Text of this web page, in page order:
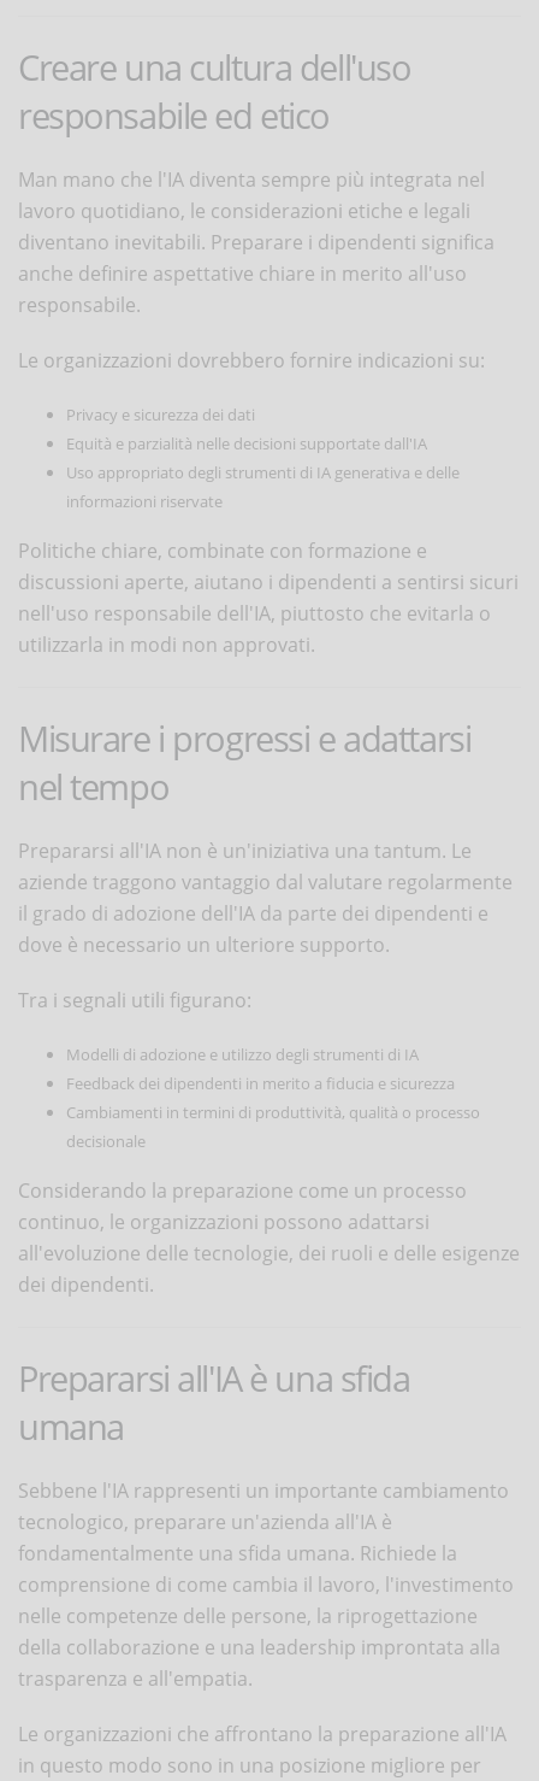
Creare una cultura dell'uso
responsabile ed etico
Man mano che l'IA diventa sempre più integrata nel
lavoro quotidiano, le considerazioni etiche e legali
diventano inevitabili. Preparare i dipendenti significa
anche definire aspettative chiare in merito all'uso
responsabile.
Le organizzazioni dovrebbero fornire indicazioni su:
Privacy e sicurezza dei dati
Equità e parzialità nelle decisioni supportate dall'IA
Uso appropriato degli strumenti di IA generativa e delle
informazioni riservate
Politiche chiare, combinate con formazione e
discussioni aperte, aiutano i dipendenti a sentirsi sicuri
nell'uso responsabile dell'IA, piuttosto che evitarla o
utilizzarla in modi non approvati.
Misurare i progressi e adattarsi
nel tempo
Prepararsi all'IA non è un'iniziativa una tantum. Le
aziende traggono vantaggio dal valutare regolarmente
il grado di adozione dell'IA da parte dei dipendenti e
dove è necessario un ulteriore supporto.
Tra i segnali utili figurano:
Modelli di adozione e utilizzo degli strumenti di IA
Feedback dei dipendenti in merito a fiducia e sicurezza
Cambiamenti in termini di produttività, qualità o processo
decisionale
Considerando la preparazione come un processo
continuo, le organizzazioni possono adattarsi
all'evoluzione delle tecnologie, dei ruoli e delle esigenze
dei dipendenti.
Prepararsi all'IA è una sfida
umana
Sebbene l'IA rappresenti un importante cambiamento
tecnologico, preparare un'azienda all'IA è
fondamentalmente una sfida umana. Richiede la
comprensione di come cambia il lavoro, l'investimento
nelle competenze delle persone, la riprogettazione
della collaborazione e una leadership improntata alla
trasparenza e all'empatia.
Le organizzazioni che affrontano la preparazione all'IA
in questo modo sono in una posizione migliore per